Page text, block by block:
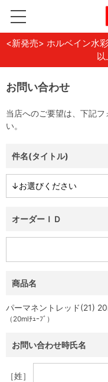
<新発売> ホルベイン水
以
お問い合わせ
当店へのご要望は、下記
い。
件名(タイトル)
オーダーＩＤ
商品名
パーマネントレッド(21)
（20mlﾁｭｰﾌﾞ）
お問い合わせ時氏名
［姓］